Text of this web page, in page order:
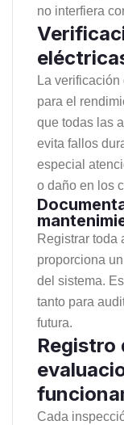
no interfiera
La
para el
que todas las
evita fallos
especial
o daño en los
Registrar toda
proporciona
del sistema.
tanto para
futura.
Registro
Cada